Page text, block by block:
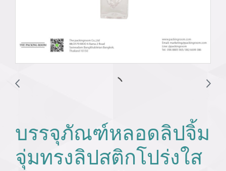
บรรจุภัณฑ์หลอดลิปจิ้ม
จุ่มทรงลิปสติกโปร่งใส